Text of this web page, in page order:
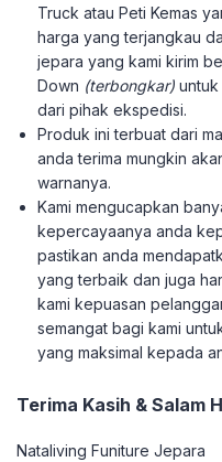
Truck atau Peti Kemas
harga yang terjangkau
jepara yang kami kirim
Down (terbongkar)
dari pihak ekspedisi.
Produk ini terbuat dari
anda terima mungkin
warnanya.
Kami mengucapkan
kepercayaanya anda
pastikan anda
yang terbaik dan juga
kami kepuasan
semangat bagi kami
yang maksimal kepada
Terima Kasih & Salam
Nataliving Funiture Jepara